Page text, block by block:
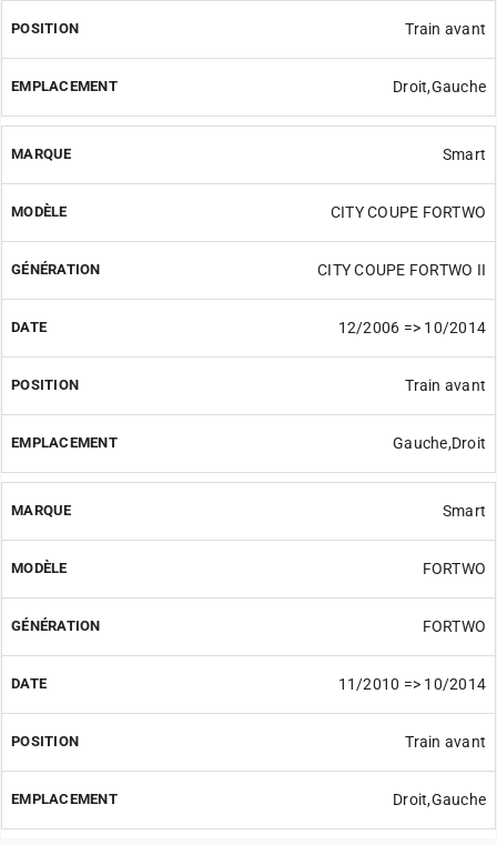
Train avant
Droit,Gauche
Smart
CITY COUPE FORTWO
CITY COUPE FORTWO II
12/2006 => 10/2014
Train avant
Gauche,Droit
Smart
FORTWO
FORTWO
11/2010 => 10/2014
Train avant
Droit,Gauche